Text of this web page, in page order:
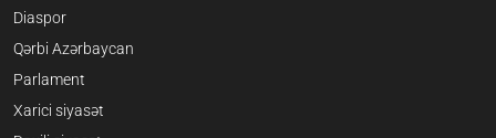
Diaspor
Qərbi Azərbaycan
Parlament
Xarici siyasət